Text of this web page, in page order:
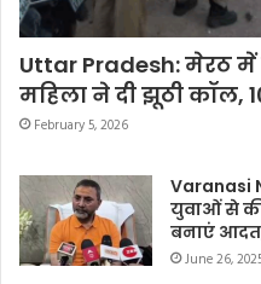
Uttar Pradesh: मेरठ
महिला ने दी झूठी
February 5, 2026
Varanasi
युवाओं से
बनाएं
June 26,